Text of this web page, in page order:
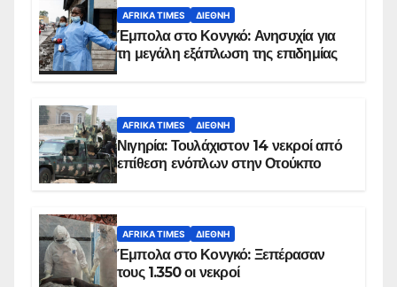
AFRIKA TIMES ΔΙΕΘΝΉ
Έμπολα στο Κονγκό: Ανησυχία για
τη μεγάλη εξάπλωση της επιδημίας
AFRIKA TIMES ΔΙΕΘΝΉ
Νιγηρία: Τουλάχιστον 14 νεκροί από
επίθεση ενόπλων στην Οτούκπο
AFRIKA TIMES ΔΙΕΘΝΉ
Έμπολα στο Κονγκό: Ξεπέρασαν
τους 1.350 οι νεκροί